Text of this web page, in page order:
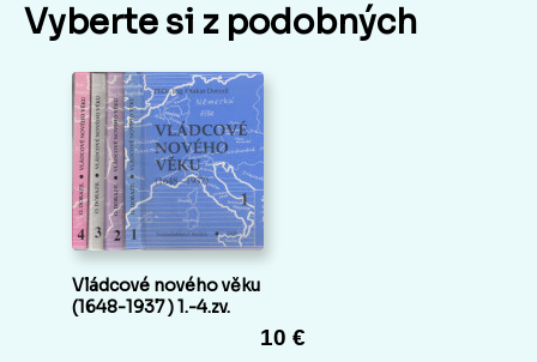
Vyberte si z podobných
Vládcové nového věku
(1648-1937 ) 1.-4.zv.
10 €